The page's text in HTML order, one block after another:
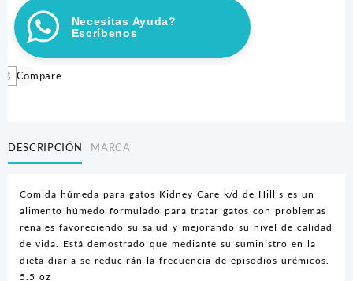
K/D
LATA
X
156
GR
Necesitas Ayuda?
Escríbenos
Compare
DESCRIPCIÓN MARCA
Comida húmeda para gatos Kidney Care k/d de Hill’s es un
alimento húmedo formulado para tratar gatos con problemas
renales favoreciendo su salud y mejorando su nivel de calidad
de vida. Está demostrado que mediante su suministro en la
dieta diaria se reducirán la frecuencia de episodios urémicos.
5.5 oz